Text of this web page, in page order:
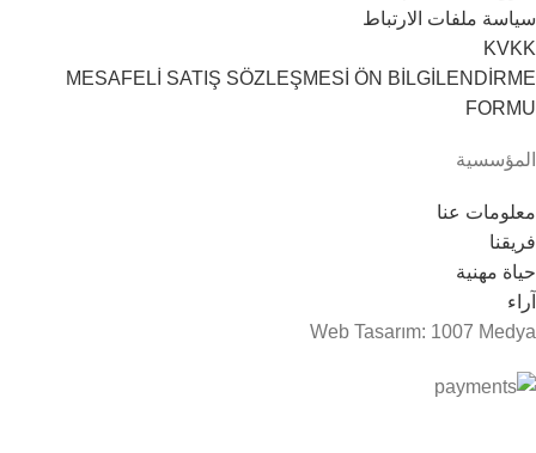
سياسة ملفات الارتباط
KVKK
MESAFELİ SATIŞ SÖZLEŞMESİ ÖN BİLGİLENDİRME
FORMU
المؤسسية
معلومات عنا
فريقنا
حياة مهنية
آراء
Web Tasarım: 1007 Medya